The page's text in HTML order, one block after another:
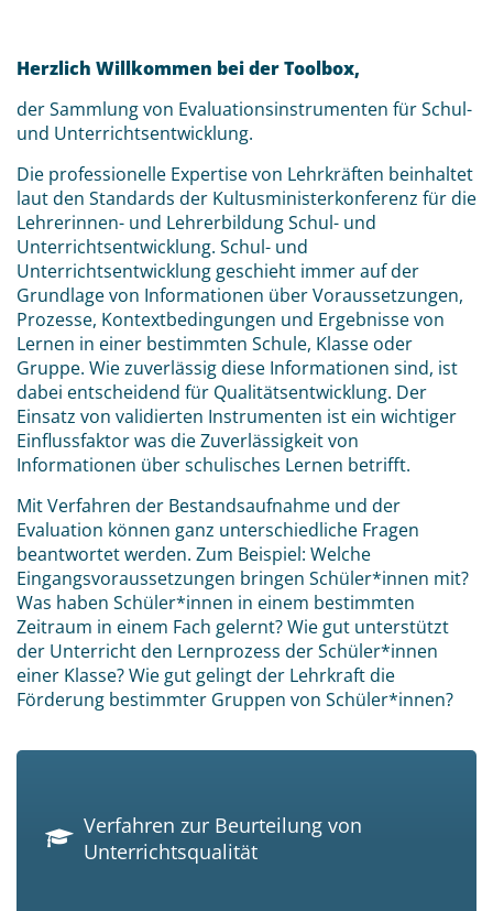
Herzlich Willkommen bei der Toolbox,
der Sammlung von Evaluationsinstrumenten für Schul-
und Unterrichtsentwicklung.
Die professionelle Expertise von Lehrkräften beinhaltet
laut den Standards der Kultusministerkonferenz für die
Lehrerinnen- und Lehrerbildung Schul- und
Unterrichtsentwicklung. Schul- und
Unterrichtsentwicklung geschieht immer auf der
Grundlage von Informationen über Voraussetzungen,
Prozesse, Kontextbedingungen und Ergebnisse von
Lernen in einer bestimmten Schule, Klasse oder
Gruppe. Wie zuverlässig diese Informationen sind, ist
dabei entscheidend für Qualitätsentwicklung. Der
Einsatz von validierten Instrumenten ist ein wichtiger
Einflussfaktor was die Zuverlässigkeit von
Informationen über schulisches Lernen betrifft.
Mit Verfahren der Bestandsaufnahme und der
Evaluation können ganz unterschiedliche Fragen
beantwortet werden. Zum Beispiel: Welche
Eingangsvoraussetzungen bringen Schüler*innen mit?
Was haben Schüler*innen in einem bestimmten
Zeitraum in einem Fach gelernt? Wie gut unterstützt
der Unterricht den Lernprozess der Schüler*innen
einer Klasse? Wie gut gelingt der Lehrkraft die
Förderung bestimmter Gruppen von Schüler*innen?
Verfahren zur Beurteilung von
Unterrichtsqualität